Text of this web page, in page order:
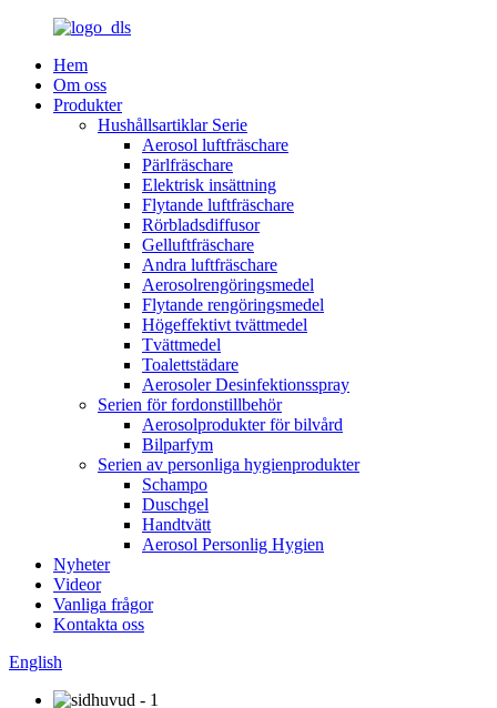
Hem
Om oss
Produkter
Hushållsartiklar Serie
Aerosol luftfräschare
Pärlfräschare
Elektrisk insättning
Flytande luftfräschare
Rörbladsdiffusor
Gelluftfräschare
Andra luftfräschare
Aerosolrengöringsmedel
Flytande rengöringsmedel
Högeffektivt tvättmedel
Tvättmedel
Toalettstädare
Aerosoler Desinfektionsspray
Serien för fordonstillbehör
Aerosolprodukter för bilvård
Bilparfym
Serien av personliga hygienprodukter
Schampo
Duschgel
Handtvätt
Aerosol Personlig Hygien
Nyheter
Videor
Vanliga frågor
Kontakta oss
English